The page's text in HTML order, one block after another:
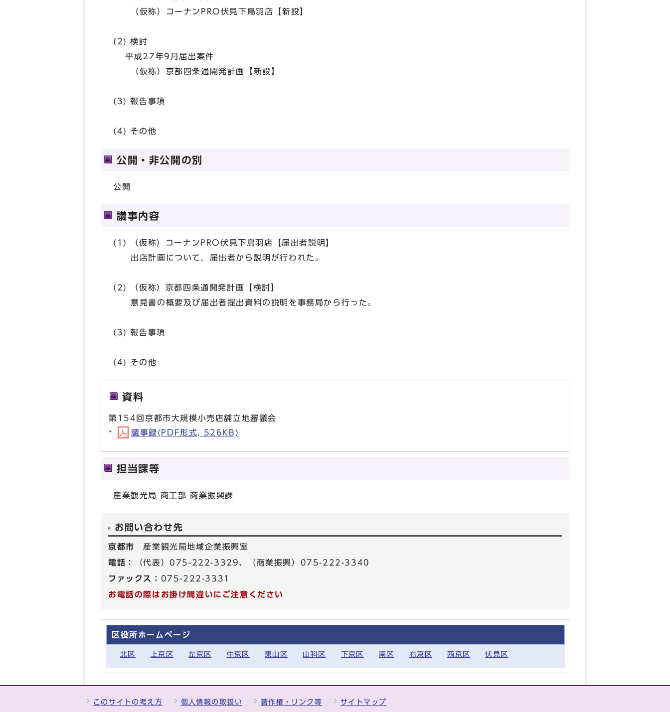
（仮称）コーナンPRO伏見下鳥羽店【新設】
(2) 検討
平成27年9月届出案件
（仮称）京都四条通開発計画【新設】
(3) 報告事項
(4) その他
公開・非公開の別
公開
議事内容
(1) （仮称）コーナンPRO伏見下鳥羽店【届出者説明】
出店計画について，届出者から説明が行われた。
(2) （仮称）京都四条通開発計画【検討】
意見書の概要及び届出者提出資料の説明を事務局から行った。
(3) 報告事項
(4) その他
資料
第154回京都市大規模小売店舗立地審議会
議事録(PDF形式, 526KB)
担当課等
産業観光局 商工部 商業振興課
お問い合わせ先
京都市 産業観光局地域企業振興室
電話：
（代表）075-222-3329、（商業振興）075-222-3340
ファックス： 075-222-3331
お電話の際はお掛け間違いにご注意ください
区役所ホームページ
北区 上京区 左京区 中京区 東山区 山科区 下京区 南区 右京区 西京区 伏見区
このサイトの考え方 個人情報の取扱い 著作権・リンク等 サイトマップ